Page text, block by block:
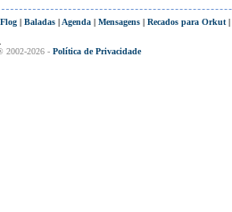
Flog | Baladas | Agenda | Mensagens | Recados para Orkut |
2002-2026 - Política de Privacidade